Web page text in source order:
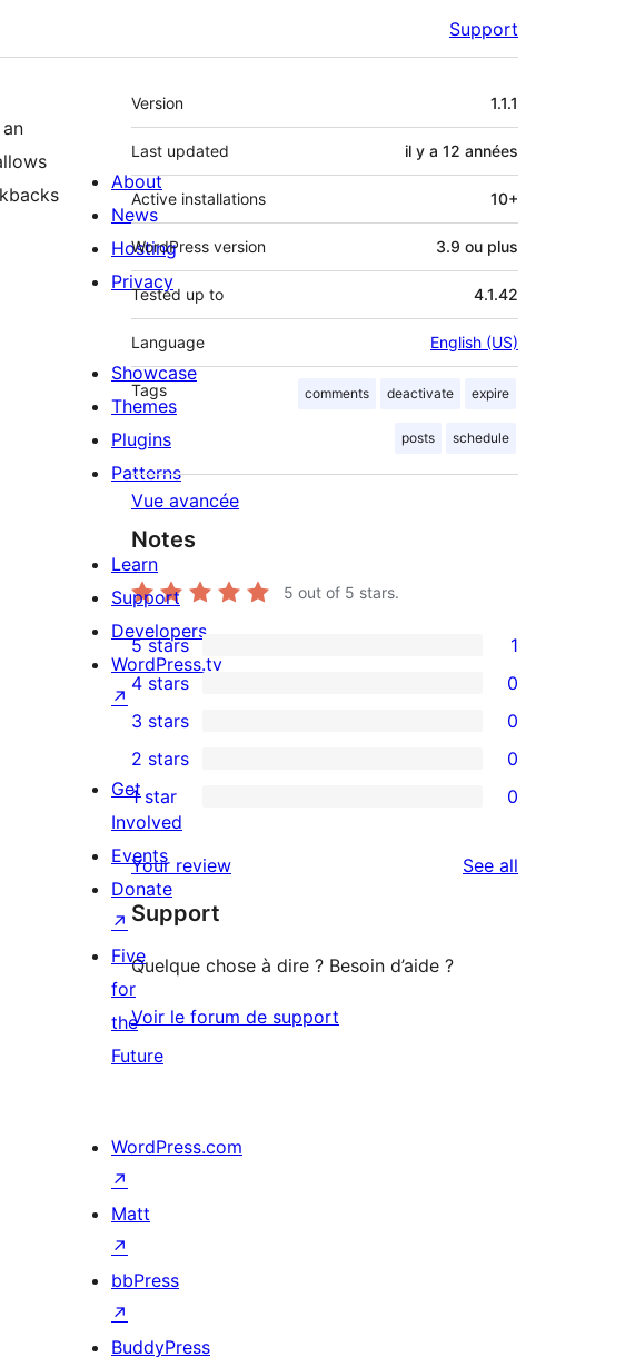
Support
Méta
Version 1.1.1
Last updated il y a 12 années
Active installations 10+
WordPress version 3.9 ou plus
Tested up to 4.1.42
Language English (US)
Tags comments deactivate expire
posts schedule
Vue avancée
Notes
5 out of 5 stars.
1
5-
star
review
5 stars 1
4-
star
reviews
4 stars 0
0
3-
star
reviews
3 stars 0
2-
reviews
2 stars 0
star
reviews
1 star 0
Your review See all
Support
Quelque chose à dire ? Besoin d’aide ?
Voir le forum de support
About
News
Hosting
Privacy
Showcase
Themes
Plugins
Patterns
Learn
Support
Developers
WordPress.tv
↗
Get
Involved
Events
Donate
↗
Five
for
the
Future
WordPress.com
↗
Matt
↗
bbPress
↗
BuddyPress